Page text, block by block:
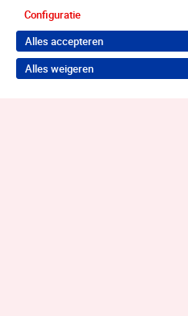
Configuratie
Alles accepteren
Alles weigeren